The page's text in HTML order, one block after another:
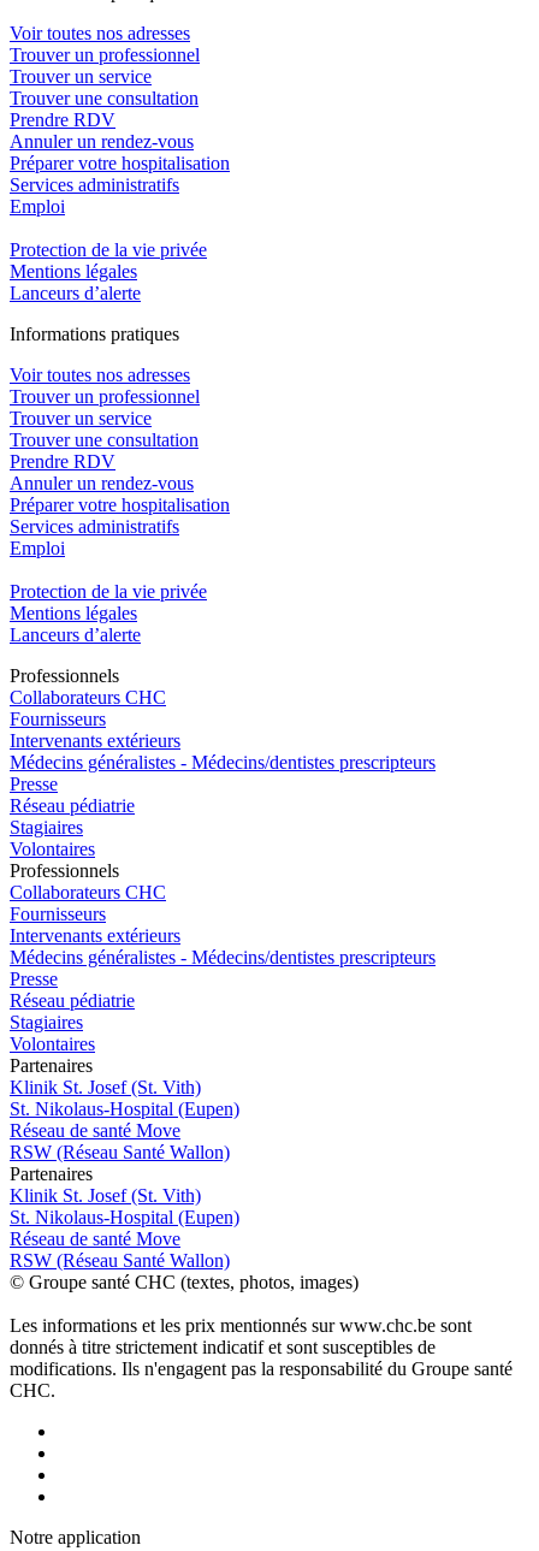
Voir toutes nos adresses
Trouver un professionnel
Trouver un service
Trouver une consultation
Prendre RDV
Annuler un rendez-vous
Préparer votre hospitalisation
Services administratifs
Emploi​
Protection de la vie privée
Mentions légales
Lanceurs d’alerte
Informations pratiques
Voir toutes nos adresses
Trouver un professionnel
Trouver un service
Trouver une consultation
Prendre RDV
Annuler un rendez-vous
Préparer votre hospitalisation
Services administratifs
Emploi​
Protection de la vie privée
Mentions légales
Lanceurs d’alerte
Professionnels
Collaborateurs CHC
Fournisseurs
Intervenants extérieurs
Médecins généralistes - Médecins/dentistes prescripteurs
Presse
Réseau pédiatrie
Stagiaires
Volontaires
Professionnels
Collaborateurs CHC
Fournisseurs
Intervenants extérieurs
Médecins généralistes - Médecins/dentistes prescripteurs
Presse
Réseau pédiatrie
Stagiaires
Volontaires
Partenaires
Klinik St. Josef (St. Vith)
St. Nikolaus-Hospital (Eupen)
Réseau de santé Move
RSW (Réseau Santé Wallon)
Partenaires
Klinik St. Josef (St. Vith)
St. Nikolaus-Hospital (Eupen)
Réseau de santé Move
RSW (Réseau Santé Wallon)
© Groupe santé CHC (textes, photos, images)
Les informations et les prix mentionnés sur www.chc.be sont
donnés à titre strictement indicatif et sont susceptibles de
modifications. Ils n'engagent pas la responsabilité du Groupe santé
CHC.
Notre application